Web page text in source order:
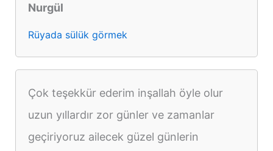
Nurgül
Rüyada sülük görmek
Çok teşekkür ederim inşallah öyle olur
uzun yıllardır zor günler ve zamanlar
geçiriyoruz ailecek güzel günlerin